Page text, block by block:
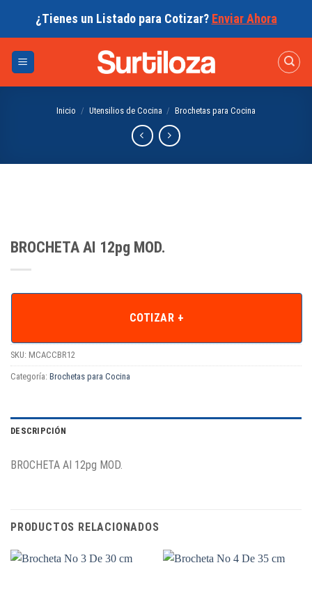
¿Tienes un Listado para Cotizar? Enviar Ahora
Inicio / Utensilios de Cocina / Brochetas para Cocina
BROCHETA AI 12pg MOD.
COTIZAR +
SKU: MCACCBR12
Categoría: Brochetas para Cocina
DESCRIPCIÓN
BROCHETA AI 12pg MOD.
PRODUCTOS RELACIONADOS